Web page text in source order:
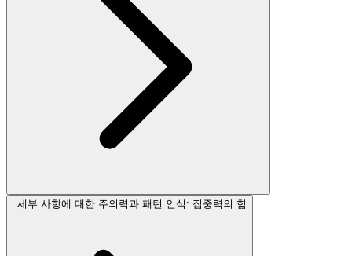
세부 사항에 대한 주의력과 패턴 인식: 집중력의 힘